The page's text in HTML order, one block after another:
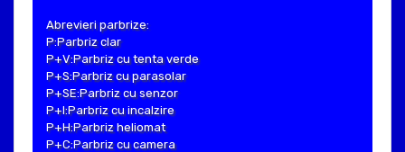
Abrevieri parbrize:
P:Parbriz clar
P+V:Parbriz cu tenta verde
P+S:Parbriz cu parasolar
P+SE:Parbriz cu senzor
P+I:Parbriz cu incalzire
P+H:Parbriz heliomat
P+C:Parbriz cu camera